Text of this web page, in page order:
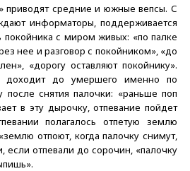
приводят средние и южные вепсы. С
информаторы, поддерживается
покойника с миром живых: «по палке
нее и разговор с покойником», «до
«дорогу оставляют покойнику».
доходит до умершего именно по
после снятия палочки: «раньше поп
в эту дырочку, отпевание пойдет
полагалось отпетую землю
отпоют, когда палочку снимут,
если отпевали до сорочин, «палочку